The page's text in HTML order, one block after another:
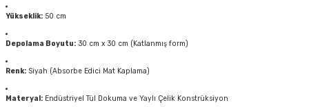
Yükseklik: 50 cm
Depolama Boyutu: 30 cm x 30 cm (Katlanmış form)
Renk: Siyah (Absorbe Edici Mat Kaplama)
Materyal: Endüstriyel Tül Dokuma ve Yaylı Çelik Konstrüksiyon